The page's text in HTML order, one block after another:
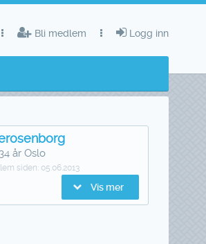
Logg inn
Bli medlem
34 år Oslo
siden: 05.06.2013
Vis mer